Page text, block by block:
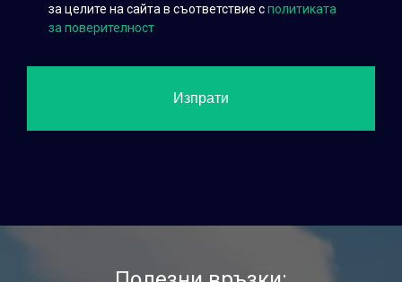
за целите на сайта в съответствие сполитиката
за поверителност